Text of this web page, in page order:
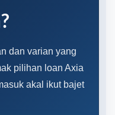
dan varian yang
pilihan loan Axia
akal ikut bajet